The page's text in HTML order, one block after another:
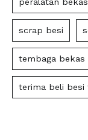
peralatan
scrap besi
tembaga bekas
terima beli besi